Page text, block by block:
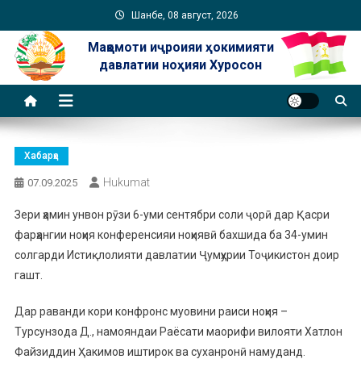
to
content
Шанбе, 08 август, 2026
Мақомоти иҷроияи ҳокимияти
давлатии ноҳияи Хуросон
Хабарҳо
07.09.2025 Hukumat
Зери ҳамин унвон рӯзи 6-уми сентябри соли ҷорӣ дар Қасри
фарҳангии ноҳия конференсияи ноҳиявӣ бахшида ба 34-умин
солгарди Истиқлолияти давлатии Ҷумҳурии Тоҷикистон доир
гашт.
Дар раванди кори конфронс муовини раиси ноҳия –
Турсунзода Д., намояндаи Раёсати маорифи вилояти Хатлон
Файзиддин Ҳакимов иштирок ва суханронӣ намуданд.